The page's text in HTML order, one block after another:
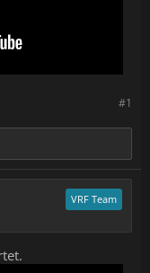
#1
VRF Team